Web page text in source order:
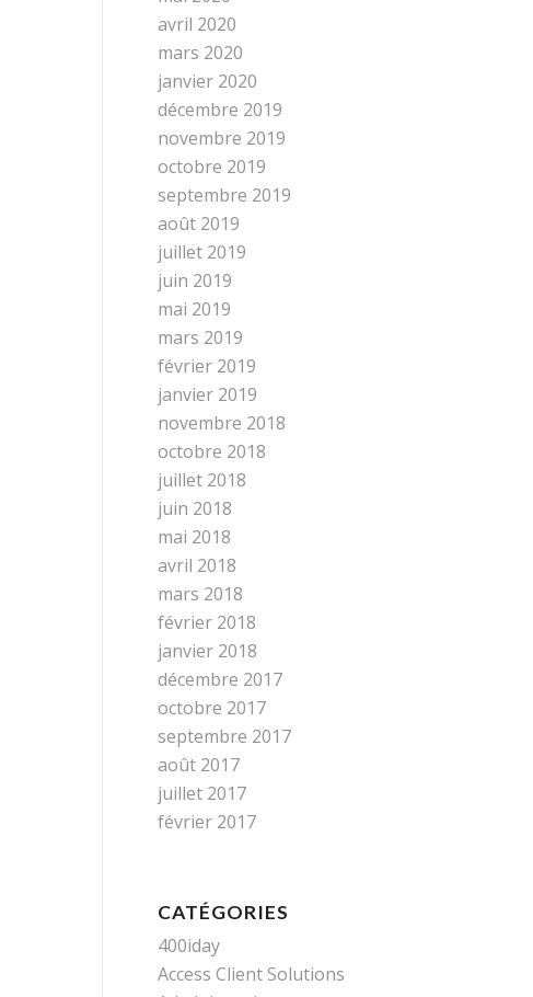
avril 2020
mars 2020
janvier 2020
décembre 2019
novembre 2019
octobre 2019
septembre 2019
août 2019
juillet 2019
juin 2019
mai 2019
mars 2019
février 2019
janvier 2019
novembre 2018
octobre 2018
juillet 2018
juin 2018
mai 2018
avril 2018
mars 2018
février 2018
janvier 2018
décembre 2017
octobre 2017
septembre 2017
août 2017
juillet 2017
février 2017
CATÉGORIES
400iday
Access Client Solutions